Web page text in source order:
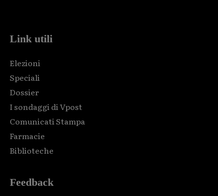
Link utili
Elezioni
Speciali
Dossier
I sondaggi di Vpost
Comunicati Stampa
Farmacie
Biblioteche
Feedback